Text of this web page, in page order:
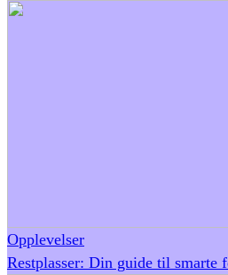
Opplevelser
Restplasser: Din guide til smarte